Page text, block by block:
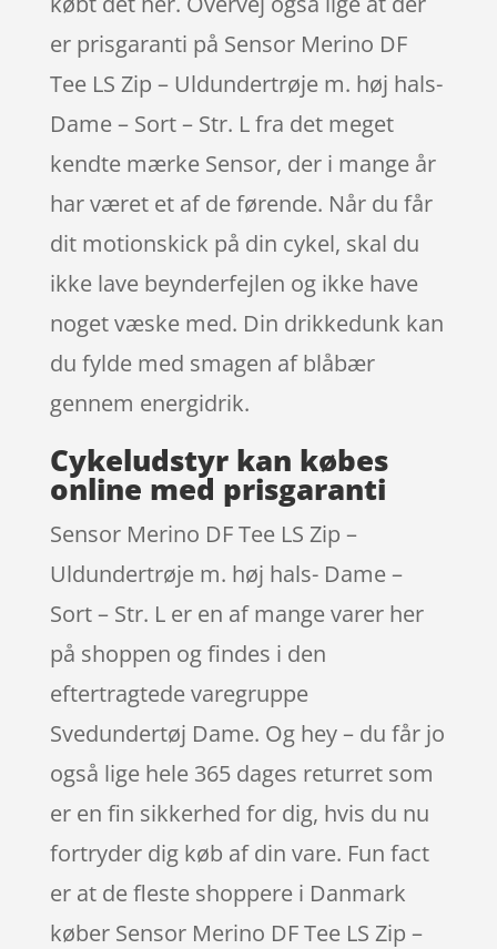
er prisgaranti på Sensor Merino DF
Tee LS Zip – Uldundertrøje m. høj hals-
Dame – Sort – Str. L fra det meget
kendte mærke Sensor, der i mange år
har været et af de førende. Når du får
dit motionskick på din cykel, skal du
ikke lave beynderfejlen og ikke have
noget væske med. Din drikkedunk kan
du fylde med smagen af blåbær
gennem energidrik.
Cykeludstyr kan købes
online med prisgaranti
Sensor Merino DF Tee LS Zip –
Uldundertrøje m. høj hals- Dame –
Sort – Str. L er en af mange varer her
på shoppen og findes i den
eftertragtede varegruppe
Svedundertøj Dame. Og hey – du får jo
også lige hele 365 dages returret som
er en fin sikkerhed for dig, hvis du nu
fortryder dig køb af din vare. Fun fact
er at de fleste shoppere i Danmark
køber Sensor Merino DF Tee LS Zip –